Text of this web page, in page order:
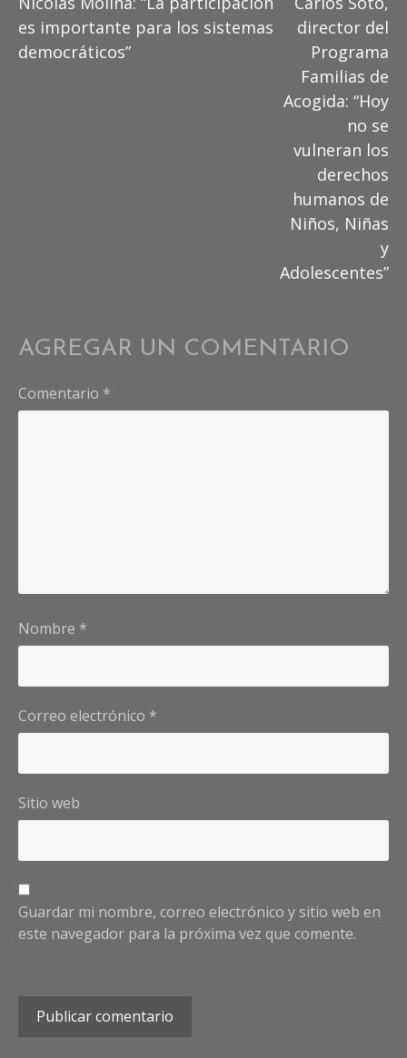
more
articles
es importante para los sistemas
democráticos”
director del
Programa
Familias de
Acogida: “Hoy
no se
vulneran los
derechos
humanos de
Niños, Niñas
y
Adolescentes”
AGREGAR UN COMENTARIO
Comentario *
Nombre *
Correo electrónico *
Sitio web
Guardar mi nombre, correo electrónico y sitio web en
este navegador para la próxima vez que comente.